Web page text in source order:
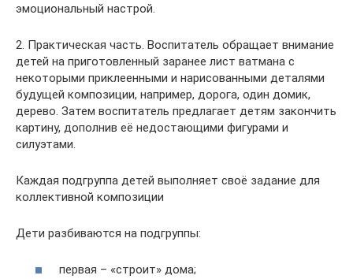
эмоциональный настрой.
2. Практическая часть. Воспитатель обращает внимание
детей на приготовленный заранее лист ватмана с
некоторыми приклеенными и нарисованными деталями
будущей композиции, например, дорога, один домик,
дерево. Затем воспитатель предлагает детям закончить
картину, дополнив её недостающими фигурами и
силуэтами.
Каждая подгруппа детей выполняет своё задание для
коллективной композиции
Дети разбиваются на подгруппы:
первая – «строит» дома;